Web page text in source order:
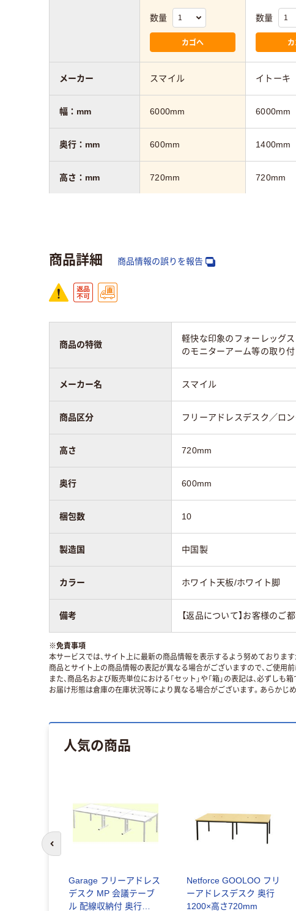
数量
カゴへ
数量
スマイル イトーキ
6000mm 6000mm
600mm 1400mm
720mm 720mm
メーカー
幅：mm
奥行：mm
高さ：mm
商品詳細 商品情報の誤りを報告
商品の特徴
軽快な印象のフォーレッグ
のモニターアーム等の取り
メーカー名 スマイル
商品区分 フリーアドレスデスク／ロ
高さ 720mm
奥行 600mm
梱包数 10
製造国 中国製
カラー ホワイト天板/ホワイト脚
備考 【返品について】お客様の
※免責事項
本サービスでは、サイト上に最新の商品情報を表示するよう努めております
商品とサイト上の商品情報の表記が異なる場合がございますので、ご使用
また、商品名および販売単位における「セット」や「箱」の表記は、必ずし
お届け形態は倉庫の在庫状況等により異なる場合がございます。あらかじ
人気の商品
Garage フリーアドレス
デスク MP 会議テーブ
ル 配線収納付 奥行
Netforce GOOLOO フリ
ーアドレスデスク 奥行
1200×高さ720mm